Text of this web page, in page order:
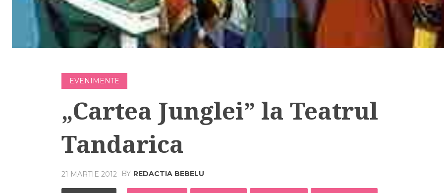
EVENIMENTE
„Cartea Junglei” la Teatrul
Tandarica
21 MARTIE 2012 BY REDACTIA BEBELU